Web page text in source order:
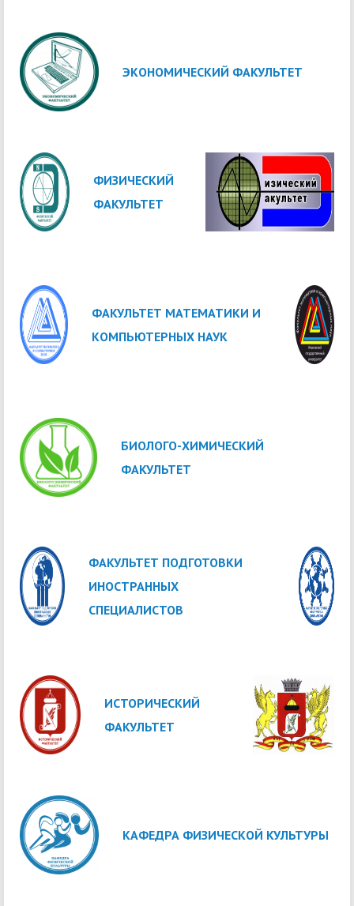
ЭКОНОМИЧЕСКИЙ ФАКУЛЬТЕТ
ФИЗИЧЕСКИЙ
ФАКУЛЬТЕТ
ФАКУЛЬТЕТ МАТЕМАТИКИ И
КОМПЬЮТЕРНЫХ НАУК
БИОЛОГО-ХИМИЧЕСКИЙ
ФАКУЛЬТЕТ
ФАКУЛЬТЕТ ПОДГОТОВКИ
ИНОСТРАННЫХ
СПЕЦИАЛИСТОВ
ИСТОРИЧЕСКИЙ
ФАКУЛЬТЕТ
КАФЕДРА ФИЗИЧЕСКОЙ КУЛЬТУРЫ